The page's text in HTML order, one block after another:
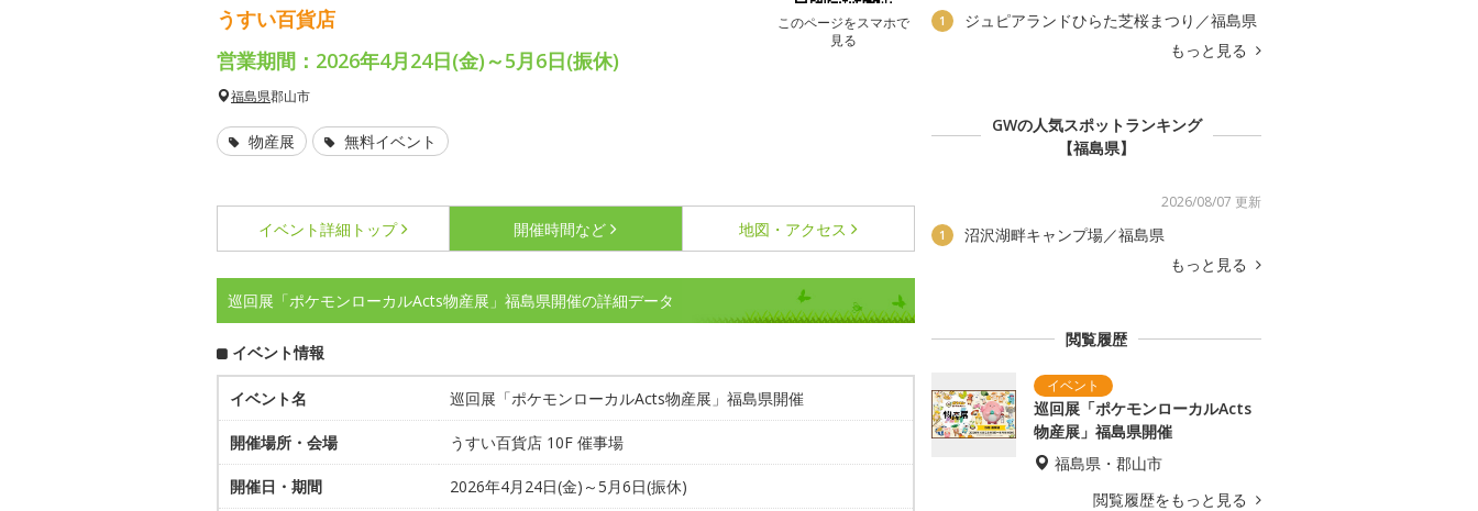
うすい百貨店
このページをスマホで
見る
営業期間：2026年4月24日(金)～5月6日(振休)
福島県郡山市
物産展 無料イベント
イベント詳細 トップ 開催時間など 地図・アクセス
巡回展「ポケモンローカルActs物産展」福島県開催の詳細データ
イベント情報
イベント名 巡回展「ポケモンローカルActs物産展」福島県開催
開催場所・会場 うすい百貨店 10F 催事場
開催日・期間 2026年4月24日(金)～5月6日(振休)
1
ジュピアランドひらた芝桜まつり／福島県
もっと見る
GWの人気スポットランキング
【福島県】
2026/08/07 更新
1
沼沢湖畔キャンプ場／福島県
もっと見る
閲覧履歴
巡回展「ポケモンローカルActs
物産展」福島県開催
福島県・郡山市
閲覧履歴をもっと見る